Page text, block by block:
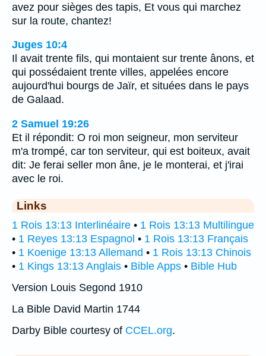
avez pour sièges des tapis, Et vous qui marchez
sur la route, chantez!
Juges 10:4
Il avait trente fils, qui montaient sur trente ânons, et
qui possédaient trente villes, appelées encore
aujourd'hui bourgs de Jaïr, et situées dans le pays
de Galaad.
2 Samuel 19:26
Et il répondit: O roi mon seigneur, mon serviteur
m'a trompé, car ton serviteur, qui est boiteux, avait
dit: Je ferai seller mon âne, je le monterai, et j'irai
avec le roi.
Links
1 Rois 13:13 Interlinéaire • 1 Rois 13:13 Multilingue
• 1 Reyes 13:13 Espagnol • 1 Rois 13:13 Français
• 1 Koenige 13:13 Allemand • 1 Rois 13:13 Chinois
• 1 Kings 13:13 Anglais • Bible Apps • Bible Hub
Version Louis Segond 1910
La Bible David Martin 1744
Darby Bible courtesy of CCEL.org.